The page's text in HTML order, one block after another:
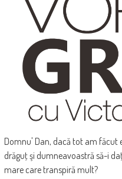
Domnu' Dan, dacă tot am făcut
drăguţ şi dumneavoastră să-i
mare care transpiră mult?